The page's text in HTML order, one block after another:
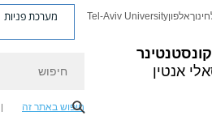
אנטין
אלפוןTel-Aviv University מערכת פניות
חיפוש באתר זה